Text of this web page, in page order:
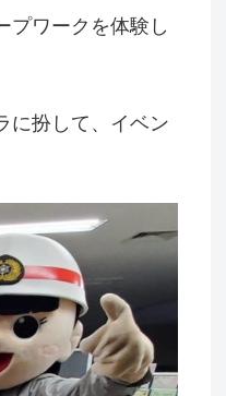
プワークを体験し
に扮して、イベン